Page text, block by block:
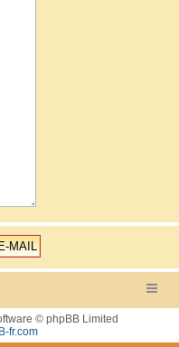
© phpBB Limited
fr.com